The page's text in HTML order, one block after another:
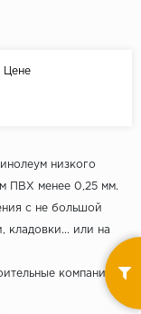
Цене
низкого
ПВХ менее 0,25 мм.
с не большой
кладовки... или на
компании,